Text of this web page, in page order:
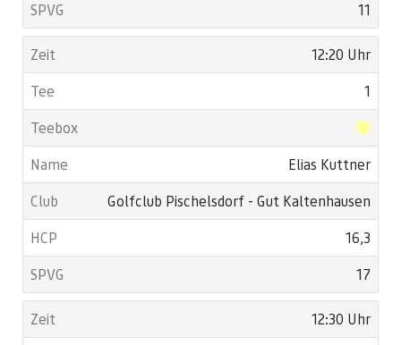
11
12:20 Uhr
1
Elias Kuttner
Golfclub Pischelsdorf - Gut Kaltenhausen
16,3
17
12:30 Uhr